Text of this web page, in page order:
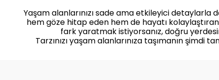
Yaşam alanlarınızı sade ama etkileyici detaylarla
hem göze hitap eden hem de hayatı
fark yaratmak istiyorsanız, doğru
Tarzınızı yaşam alanlarınıza taşımanın şimdi